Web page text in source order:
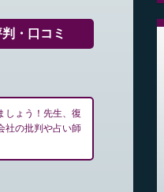
・口コミ
しょう！先生、復
社の批判や占い師